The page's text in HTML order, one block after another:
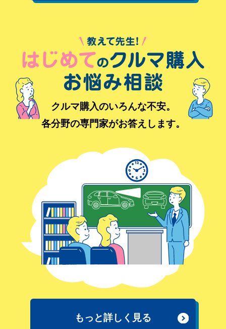
クルマ購入のいろんな不安。
各分野の専門家がお答えします。
もっと詳しく見る